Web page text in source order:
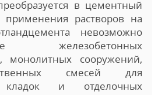
в цементный
применения растворов на
невозможно
железобетонных
монолитных сооружений,
смесей для
и отделочных